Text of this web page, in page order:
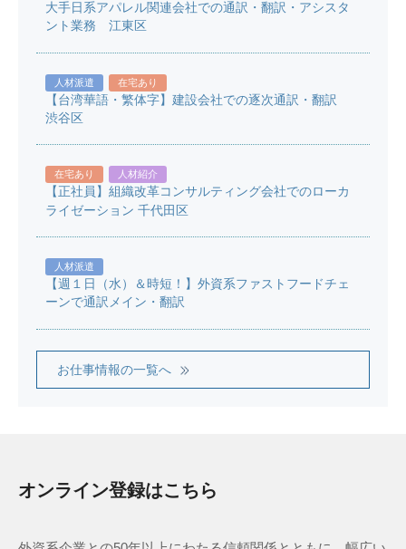
大手日系アパレル関連会社での通訳・翻訳・アシスタ
ント業務 江東区
人材派遣 在宅あり
【台湾華語・繁体字】建設会社での逐次通訳・翻訳
渋谷区
在宅あり 人材紹介
【正社員】組織改革コンサルティング会社でのローカ
ライゼーション 千代田区
人材派遣
【週１日（水）＆時短！】外資系ファストフードチェ
ーンで通訳メイン・翻訳
お仕事情報の一覧へ
オンライン登録はこちら